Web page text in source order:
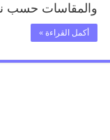
والمقاسات حسب
أكمل القراءة »